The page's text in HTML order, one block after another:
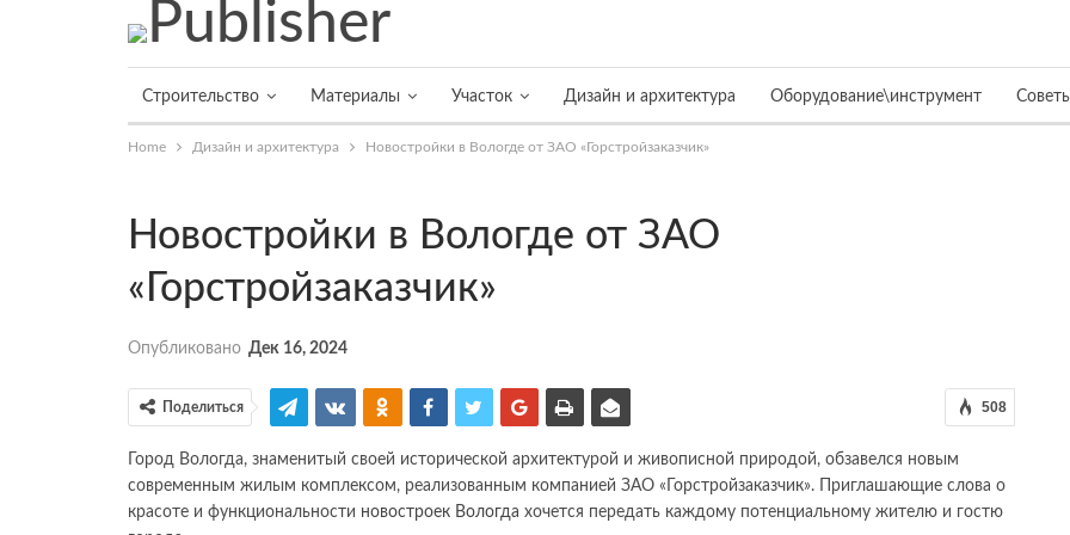
Строительство Материалы Участок Дизайн и архитектура Оборудование\инструмент
Home Дизайн и архитектура Новостройки в Вологде от ЗАО «Горстройзаказчик»
Новостройки в Вологде от ЗАО
«Горстройзаказчик»
Опубликовано Дек 16, 2024
508
Поделиться
Город Вологда, знаменитый своей исторической архитектурой и живописной природой, обзавелся новым
современным жилым комплексом, реализованным компанией ЗАО «Горстройзаказчик». Приглашающие слова о
красоте и функциональности новостроек Вологда хочется передать каждому потенциальному жителю и гостю